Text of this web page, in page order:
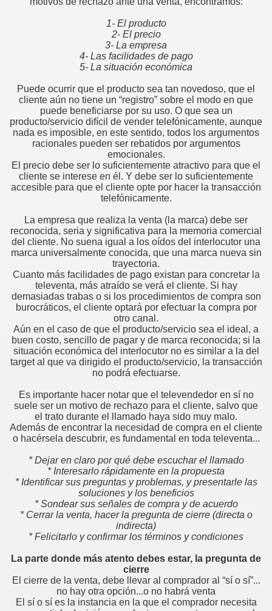
1- El producto
2- El precio
3- La empresa
4- Las facilidades de pago
5- La situación económica
Puede ocurrir que el producto sea tan novedoso, que el
cliente aún no tiene un “registro” sobre el modo en que
puede beneficiarse por su uso. O que sea un
producto/servicio difícil de vender telefónicamente, aunque
nada es imposible, en este sentido, todos los argumentos
racionales pueden ser rebatidos por argumentos
emocionales.
El precio debe ser lo suficientemente atractivo para que el
cliente se interese en él. Y debe ser lo suficientemente
accesible para que el cliente opte por hacer la transacción
telefónicamente.
La empresa que realiza la venta (la marca) debe ser
reconocida, seria y significativa para la memoria comercial
del cliente. No suena igual a los oídos del interlocutor una
marca universalmente conocida, que una marca nueva sin
trayectoria.
Cuanto más facilidades de pago existan para concretar la
televenta, más atraído se verá el cliente. Si hay
demasiadas trabas o si los procedimientos de compra son
burocráticos, el cliente optará por efectuar la compra por
otro canal.
Aún en el caso de que el producto/servicio sea el ideal, a
buen costo, sencillo de pagar y de marca reconocida; si la
situación económica del interlocutor no es similar a la del
target al que va dirigido el producto/servicio, la transacción
no podrá efectuarse.
Es importante hacer notar que el televendedor en sí no
suele ser un motivo de rechazo para el cliente, salvo que
el trato durante el llamado haya sido muy malo.
Además de encontrar la necesidad de compra en el cliente
o hacérsela descubrir, es fundamental en toda televenta...
* Dejar en claro por qué debe escuchar el llamado
* Interesarlo rápidamente en la propuesta
* Identificar sus preguntas y problemas, y presentarle las
soluciones y los beneficios
* Sondear sus señales de compra y de acuerdo
* Cerrar la venta, hacer la pregunta de cierre (directa o
indirecta)
* Felicitarlo y confirmar los términos y condiciones
La parte donde más atento debes estar, la pregunta de
cierre
El cierre de la venta, debe llevar al comprador al “sí o sí”...
no hay otra opción...o no habrá venta
El sí o sí es la instancia en la que el comprador necesita
el cliente pide
de Ventas
para un Vendedor
en ventas?
claro
VENDEDOR